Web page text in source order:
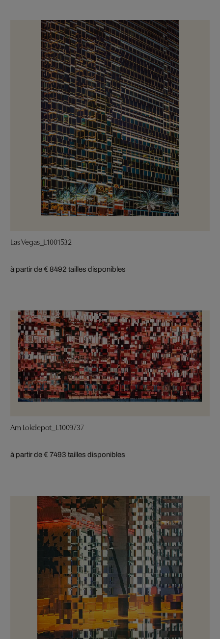
Las Vegas_L1001532
à partir de € 8492 tailles disponibles
Am Lokdepot_L1009737
à partir de € 7493 tailles disponibles